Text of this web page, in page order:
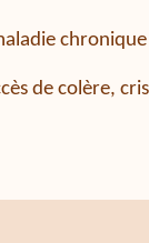
de colère,